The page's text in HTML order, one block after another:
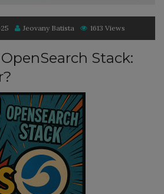
Jeovany Batista 1613 Views
Stack: